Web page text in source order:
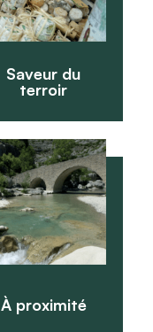
Saveur du
terroir
À proximité